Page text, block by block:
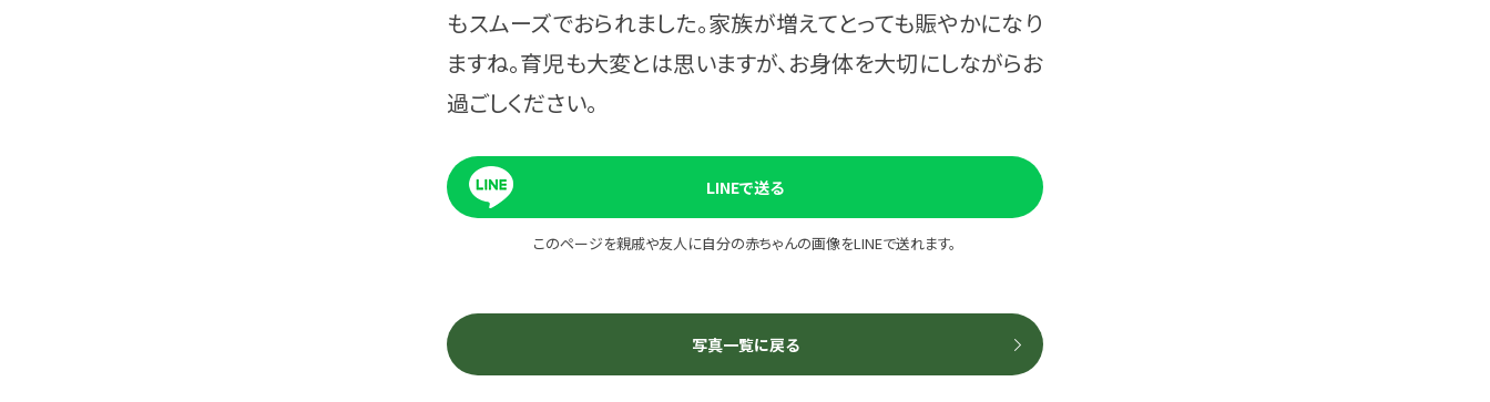
もスムーズでおられました。家族が増えてとっても賑やかになり
ますね。育児も大変とは思いますが、お身体を大切にしながらお
過ごしください。
LINEで送る
このページを親戚や友人に自分の赤ちゃんの画像をLINEで送れます。
写真一覧に戻る